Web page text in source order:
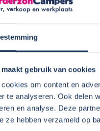
gebruik van cookies
om content en
te analyseren. Ook delen
en analyse. Deze
ze hebben verzameld op
zonder no nonsense
het nu verkoop